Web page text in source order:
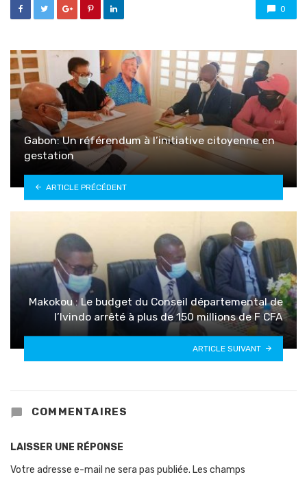
0
Gabon: Un référendum à l’initiative citoyenne en
gestation
ARTICLE PRÉCÉDENT
Makokou : Le budget du Conseil départemental de
l’Ivindo arrêté à plus de 150 millions de F CFA
ARTICLE SUIVANT
COMMENTAIRES
LAISSER UNE RÉPONSE
Votre adresse e-mail ne sera pas publiée. Les champs